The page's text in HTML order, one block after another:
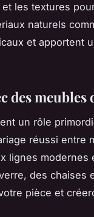
les textures
naturels
et apportent
des meubles
un rôle
réussi entre
lignes modernes
des chaises
pièce et